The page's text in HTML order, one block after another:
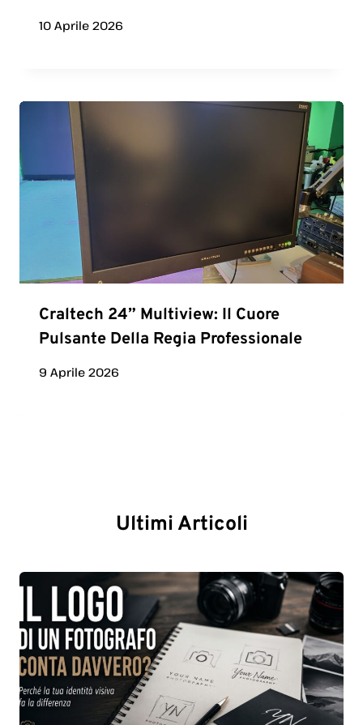
10 Aprile 2026
Craltech 24” Multiview: Il Cuore
Pulsante Della Regia Professionale
9 Aprile 2026
Ultimi Articoli